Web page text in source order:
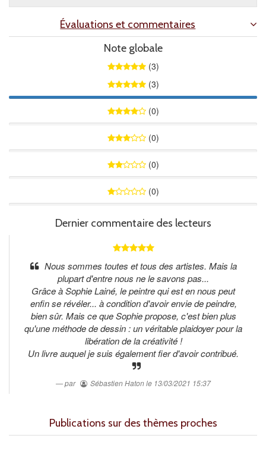
Évaluations et commentaires
Note globale
(3)
(3)
100%
(0)
(0)
(0)
(0)
Dernier commentaire des lecteurs
Nous sommes toutes et tous des artistes. Mais la
plupart d'entre nous ne le savons pas...
Grâce à Sophie Lainé, le peintre qui est en nous peut
enfin se révéler... à condition d'avoir envie de peindre,
bien sûr. Mais ce que Sophie propose, c'est bien plus
qu'une méthode de dessin : un véritable plaidoyer pour la
libération de la créativité !
Un livre auquel je suis également fier d'avoir contribué.
par Sébastien Hatonle 13/03/2021 15:37
Publications sur des thèmes proches